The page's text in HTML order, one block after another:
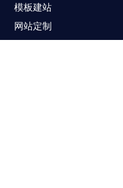
模板建站
网站定制